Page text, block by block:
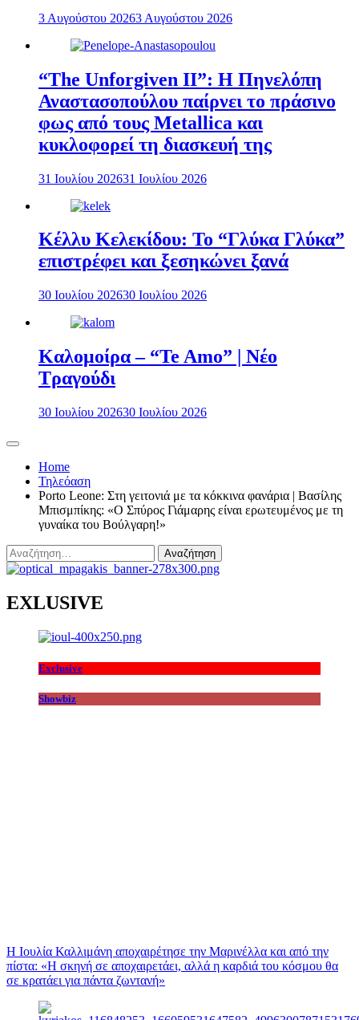
3 Αυγούστου 20263 Αυγούστου 2026
“The Unforgiven II”: Η Πηνελόπη
Αναστασοπούλου παίρνει το πράσινο
φως από τους Metallica και
κυκλοφορεί τη διασκευή της
31 Ιουλίου 202631 Ιουλίου 2026
Κέλλυ Κελεκίδου: Το “Γλύκα Γλύκα”
επιστρέφει και ξεσηκώνει ξανά
30 Ιουλίου 202630 Ιουλίου 2026
Καλομοίρα – “Te Amo” | Νέο
Τραγούδι
30 Ιουλίου 202630 Ιουλίου 2026
Home
Τηλεόαση
Porto Leone: Στη γειτονιά με τα κόκκινα φανάρια | Βασίλης
Μπισμπίκης: «Ο Σπύρος Γιάμαρης είναι ερωτευμένος με τη
γυναίκα του Βούλγαρη!»
Αναζήτηση
για:
EXLUSIVE
Exclusive
Showbiz
Η Ιουλία Καλλιμάνη αποχαιρέτησε την Μαρινέλλα και από την
πίστα: «H σκηνή σε αποχαιρετάει, αλλά η καρδιά του κόσμου θα
σε κρατάει για πάντα ζωντανή»